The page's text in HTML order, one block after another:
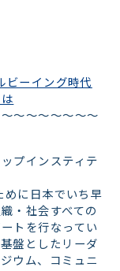
ビーイング時代
～～～～～～～
プインスティテ
に日本でいち早
・社会すべての
トを行なってい
盤としたリーダ
ウム、コミュニ